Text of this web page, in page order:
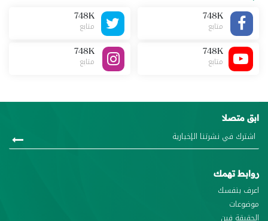
748K
متابع
748K
متابع
748K
متابع
748K
متابع
ابق متصلا
روابط تهمك
اعرف بنفسك
موضوعات
الحقيقة فين